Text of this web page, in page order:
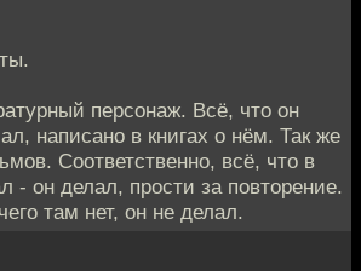
персонаж. Всё, что он
написано в книгах о нём. Так же
Соответственно, всё, что в
- он делал, прости за повторение.
там нет, он не делал.